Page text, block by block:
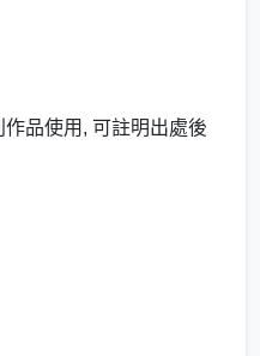
品使用, 可註明出處後